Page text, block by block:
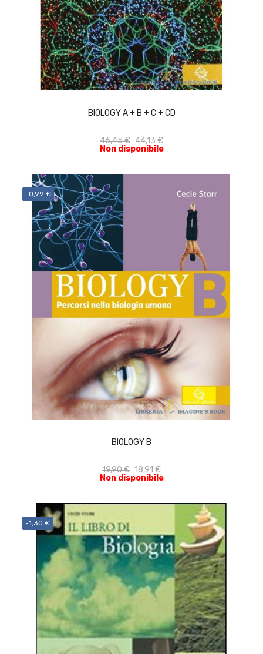
BIOLOGY A + B + C + CD
46,45 € 44,13 €
Non disponibile
ACQUISTA
-0,99 €
BIOLOGY B
19,90 € 18,91 €
Non disponibile
ACQUISTA
-1,30 €